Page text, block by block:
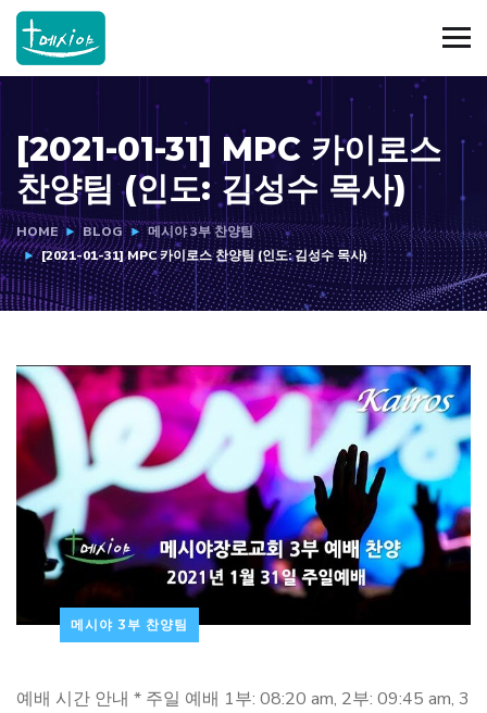
[2021-01-31] MPC 카이로스
찬양팀 (인도: 김성수 목사)
HOME BLOG
메시야 3부 찬양팀
[2021-01-31] MPC 카이로스 찬양팀 (인도: 김성수 목사)
메시야 3부 찬양팀
예배 시간 안내 * 주일 예배 1부: 08:20 am, 2부: 09:45 am, 3